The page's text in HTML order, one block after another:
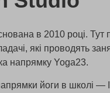
в 2010 році.
які проводять
напрямку Yoga23.
йоги в школі —